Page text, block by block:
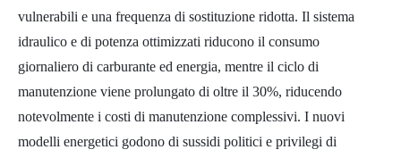
vulnerabili e una frequenza di sostituzione ridotta. Il sistema
idraulico e di potenza ottimizzati riducono il consumo
giornaliero di carburante ed energia, mentre il ciclo di
manutenzione viene prolungato di oltre il 30%, riducendo
notevolmente i costi di manutenzione complessivi. I nuovi
modelli energetici godono di sussidi politici e privilegi di